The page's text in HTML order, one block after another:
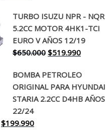
original
era:
$130.000.
actual
es:
$94.990.
TURBO ISUZU NPR - NQR
5.2CC MOTOR 4HK1-TCI
EURO V AÑOS 12/19
$650.000 El
original
era:
$650.000.
$519.990El
actual
es:
$519.990.
BOMBA PETROLEO
ORIGINAL PARA HYUNDAI
STARIA 2.2CC D4HB AÑOS
22/24
El
$199.990El